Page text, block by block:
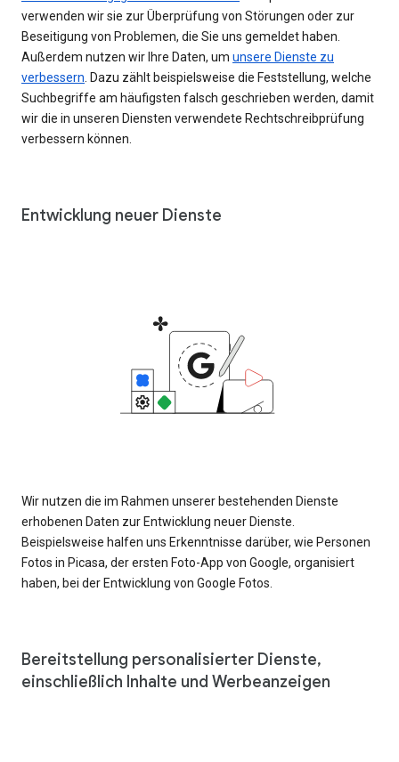
verwenden wir sie zur Überprüfung von Störungen oder zur
Beseitigung von Problemen, die Sie uns gemeldet haben.
Außerdem nutzen wir Ihre Daten, um unsere Dienste zu
verbessern . Dazu zählt beispielsweise die Feststellung, welche
Suchbegriffe am häufigsten falsch geschrieben werden, damit
wir die in unseren Diensten verwendete Rechtschreibprüfung
verbessern können.
Entwicklung neuer Dienste
Wir nutzen die im Rahmen unserer bestehenden Dienste
erhobenen Daten zur Entwicklung neuer Dienste.
Beispielsweise halfen uns Erkenntnisse darüber, wie Personen
Fotos in Picasa, der ersten Foto-App von Google, organisiert
haben, bei der Entwicklung von Google Fotos.
Bereitstellung personalisierter Dienste,
einschließlich Inhalte und Werbeanzeigen